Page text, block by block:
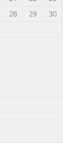
28 29
30